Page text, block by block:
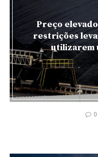
Preço
restrições
utilizarem
0